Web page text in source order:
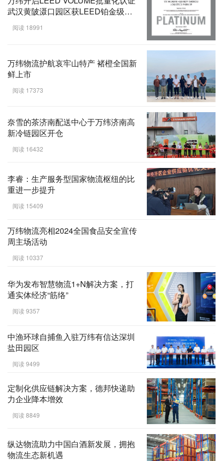
武汉黄陂滠口园区获LEED铂金级认
证阅读 18991
万纬物流护航哀牢山特产 褚橙全国新
鲜上市
阅读 17373
奈雪的茶济南配送中心于万纬济南高
新冷链园区开仓
阅读 16432
李睿：生产服务型国家物流枢纽的比
重进一步提升
阅读 15409
万纬物流亮相2024全国食品安全宣传
周主场活动
阅读 10337
华为发布智慧物流1+N解决方案，打
通实体经济“筋络”
阅读 9357
中渔环球自捕鱼入驻万纬有信达深圳
盐田园区
阅读 9499
定制化供应链解决方案，德邦快递助
力企业降本增效
阅读 8849
纵达物流助力中国白酒新发展，拥抱
物流生态新机遇